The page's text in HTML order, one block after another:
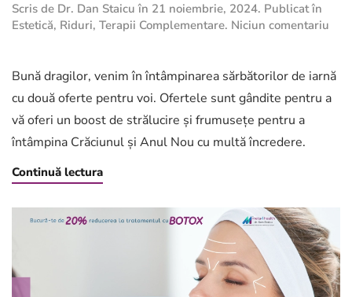
Scris de Dr. Dan Staicu în 21 noiembrie, 2024. Publicat în
Estetică, Riduri, Terapii Complementare. Niciun comentariu
Bună dragilor, venim în întâmpinarea sărbătorilor de iarnă
cu două oferte pentru voi. Ofertele sunt gândite pentru a
vă oferi un boost de strălucire și frumusețe pentru a
întâmpina Crăciunul și Anul Nou cu multă încredere.
Continuă lectura